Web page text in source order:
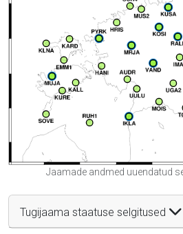
Jaamade andmed uuendatud
Tugijaama staatuse selgitused